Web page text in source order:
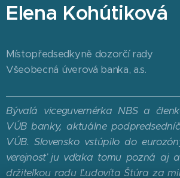
Elena Kohútiková
Místopředsedkyně dozorčí rady
Všeobecná úverová banka, a.s.
Bývalá viceguvernérka NBS a
VÚB banky, aktuálne
VÚB. Slovensko vstúpilo do
verejnosť ju vďaka tomu pozná aj
držiteľkou radu Ľudovíta Štúra za